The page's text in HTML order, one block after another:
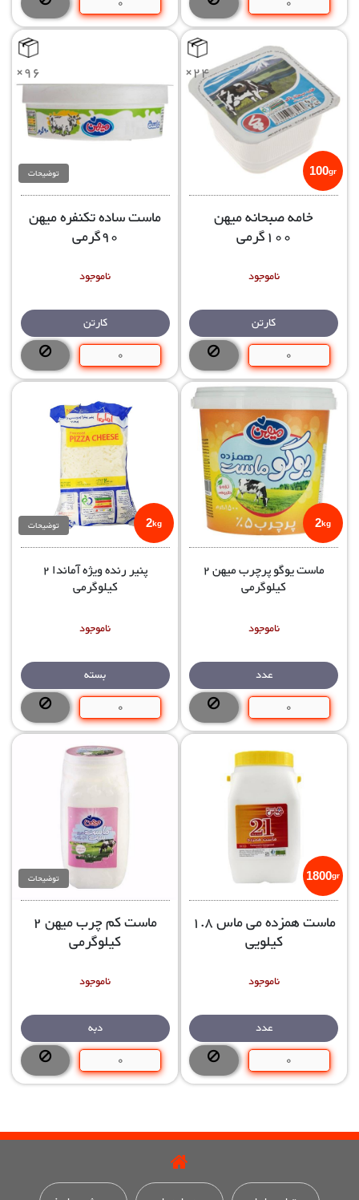
×24
100gr
خامه صبحانه میهن
100گرمی
ناموجود
کارتن
×96
توضیحات
ماست ساده تکنفره میهن
90گرمی
ناموجود
کارتن
2kg
ماست یوگو پرچرب میهن 2
کیلوگرمی
ناموجود
عدد
2kg توضیحات
پنير رنده ويژه آماندا 2
کیلوگرمی
ناموجود
بسته
1800gr
ماست همزده می ماس 1.8
کیلویی
ناموجود
عدد
توضیحات
ماست کم چرب میهن 2
کیلوگرمی
ناموجود
دبه